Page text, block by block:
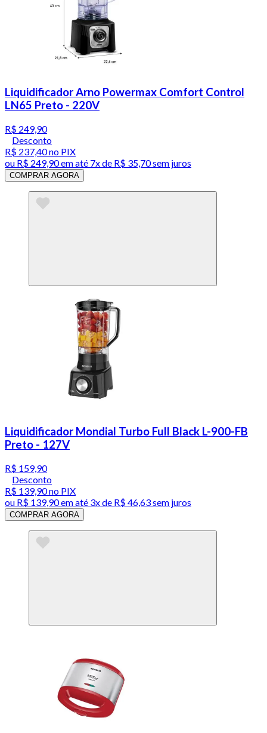
Liquidificador Arno Powermax Comfort Control
LN65 Preto - 220V
R$ 249,90
Desconto
R$ 237,40no PIX
ou R$ 249,90em até 7x de R$ 35,70 sem juros
COMPRAR AGORA
Liquidificador Mondial Turbo Full Black L-900-FB
Preto - 127V
R$ 159,90
Desconto
R$ 139,90no PIX
ou R$ 139,90em até 3x de R$ 46,63 sem juros
COMPRAR AGORA